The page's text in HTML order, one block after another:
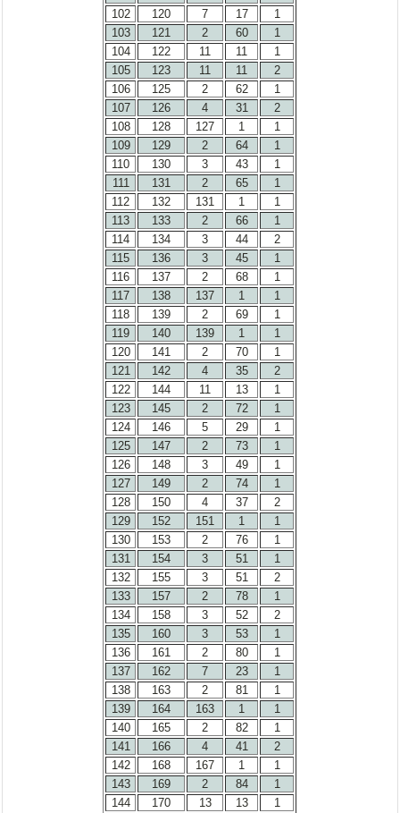
102
120 7 17
1
103
121 2 60
1
104
122 11 11
1
105
123 11 11
2
106
125 2 62
1
107
126 4 31
2
108
128 127 1
1
109
129 2 64
1
110
130 3 43
1
111
131 2 65
1
112
132 131 1
1
113
133 2 66
1
114
134 3 44
2
115
136 3 45
1
116
137 2 68
1
117
138 137 1
1
118
139 2 69
1
119
140 139 1
1
120
141 2 70
1
121
142 4 35
2
122
144 11 13
1
123
145 2 72
1
124
146 5 29
1
125
147 2 73
1
126
148 3 49
1
127
149 2 74
1
128
150 4 37
2
129
152 151 1
1
130
153 2 76
1
131
154 3 51
1
132
155 3 51
2
133
157 2 78
1
134
158 3 52
2
135
160 3 53
1
136
161 2 80
1
137
162 7 23
1
138
163 2 81
1
139
164 163 1
1
140
165 2 82
1
141
166 4 41
2
142
168 167 1
1
143
169 2 84
1
144
170 13 13
1